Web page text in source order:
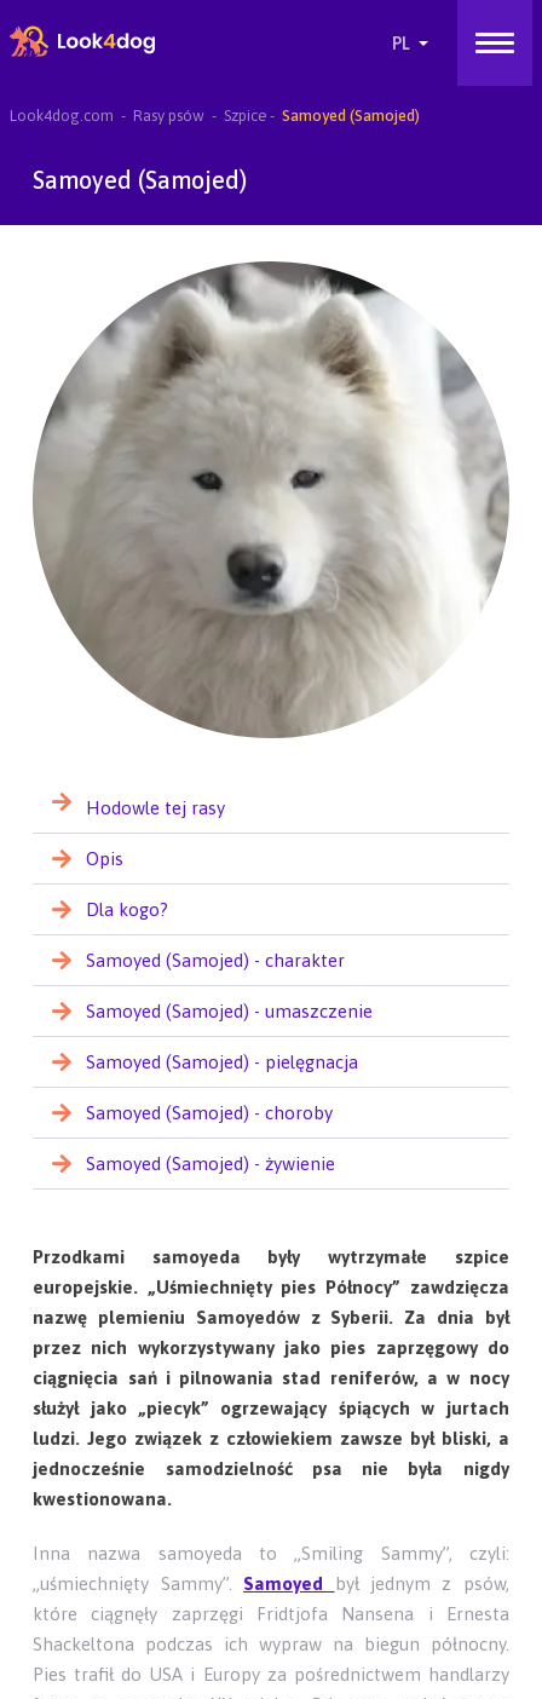
Look4dog.com Rasy psów Szpice Samoyed (Samojed)
Samoyed (Samojed)
Hodowle tej rasy
Opis
Dla kogo?
Samoyed (Samojed) - charakter
Samoyed (Samojed) - umaszczenie
Samoyed (Samojed) - pielęgnacja
Samoyed (Samojed) - choroby
Samoyed (Samojed) - żywienie
Przodkami samoyeda były wytrzymałe szpice
europejskie. „Uśmiechnięty pies Północy” zawdzięcza
nazwę plemieniu Samoyedów z Syberii. Za dnia był
przez nich wykorzystywany jako pies zaprzęgowy do
ciągnięcia sań i pilnowania stad reniferów, a w nocy
służył jako „piecyk” ogrzewający śpiących w jurtach
ludzi. Jego związek z człowiekiem zawsze był bliski, a
jednocześnie samodzielność psa nie była nigdy
kwestionowana.
Inna nazwa samoyeda to „Smiling Sammy”, czyli:
„uśmiechnięty Sammy”. Samoyed był jednym z psów,
które ciągnęły zaprzęgi Fridtjofa Nansena i Ernesta
Shackeltona podczas ich wypraw na biegun północny.
Pies trafił do USA i Europy za pośrednictwem handlarzy